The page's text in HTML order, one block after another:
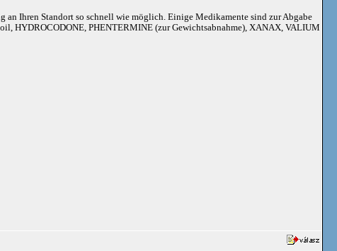
Ihren Standort so schnell wie möglich. Einige Medikamente sind zur Abgabe
HYDROCODONE, PHENTERMINE (zur Gewichtsabnahme), XANAX, VALIUM